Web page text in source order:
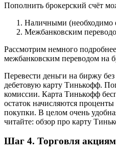
Пополнить брокерский счёт
Наличными (необходимо
Межбанковским
Рассмотрим немного
межбанковским переводом на
Перевести деньги на биржу
дебетовую карту Тинькофф.
комиссии. Карта Тинькофф
остаток начисляются
покупки. В целом очень
читайте: обзор про карту
Шаг 4. Торговля